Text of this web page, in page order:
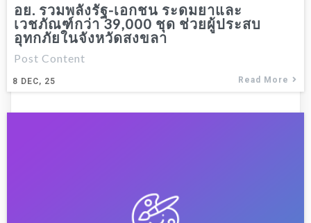
อย. รวมพลังรัฐ-เอกชน ระดมยาและ
เวชภัณฑ์กว่า 39,000 ชุด ช่วยผู้ประสบ
อุทกภัยในจังหวัดสงขลา
8 DEC, 25
Post Content
Read More